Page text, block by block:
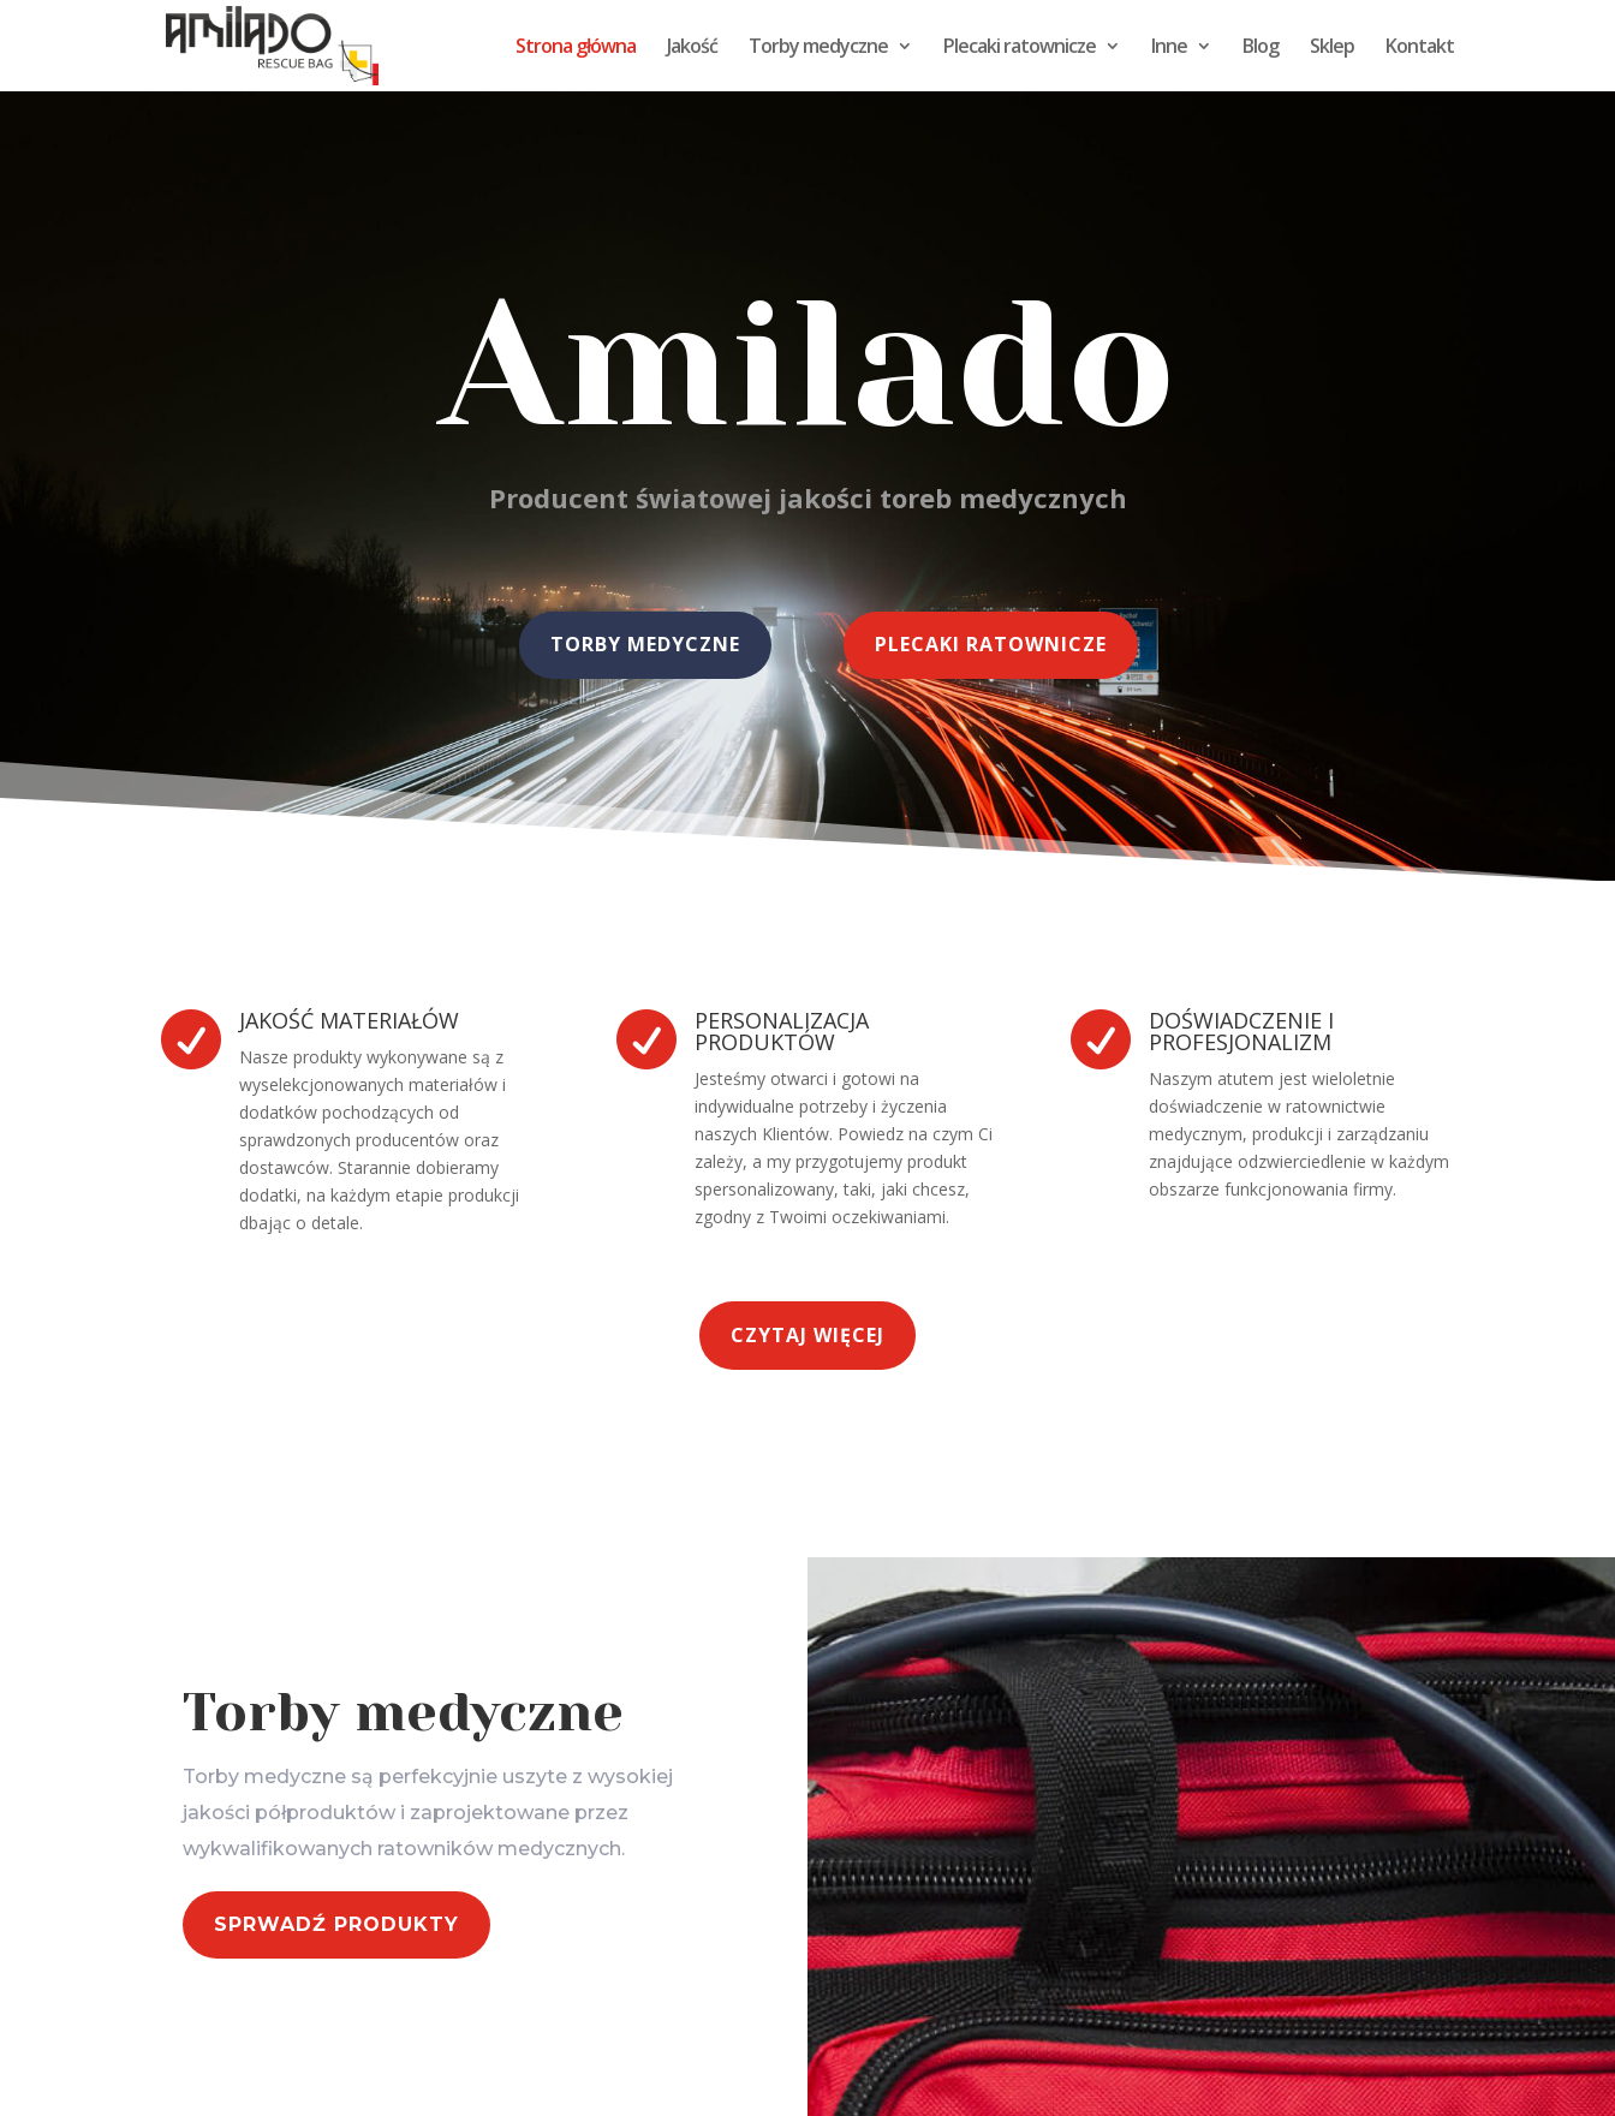
Strona główna Jakość Torby medyczne Plecaki ratownicze Inne Blog Sklep Kontakt
Amilado
Producent światowej jakości toreb medycznych
TORBY MEDYCZNE PLECAKI RATOWNICZE
 JAKOŚĆ MATERIAŁÓW
Nasze produkty wykonywane są z
wyselekcjonowanych materiałów i
dodatków pochodzących od
sprawdzonych producentów oraz
dostawców. Starannie dobieramy
dodatki, na każdym etapie produkcji
dbając o detale.​
 PERSONALIZACJA
PRODUKTÓW
Jesteśmy otwarci i gotowi na
indywidualne potrzeby i życzenia
naszych Klientów. Powiedz na czym Ci
zależy, a my przygotujemy produkt
spersonalizowany, taki, jaki chcesz,
zgodny z Twoimi oczekiwaniami.
 DOŚWIADCZENIE I
PROFESJONALIZM
Naszym atutem jest wieloletnie
doświadczenie w ratownictwie
medycznym, produkcji i zarządzaniu
znajdujące odzwierciedlenie w każdym
obszarze funkcjonowania firmy.
CZYTAJ WIĘCEJ
Torby medyczne
Torby medyczne są perfekcyjnie uszyte z wysokiej
jakości półproduktów i zaprojektowane przez
wykwalifikowanych ratowników medycznych.
SPRWADŹ PRODUKTY